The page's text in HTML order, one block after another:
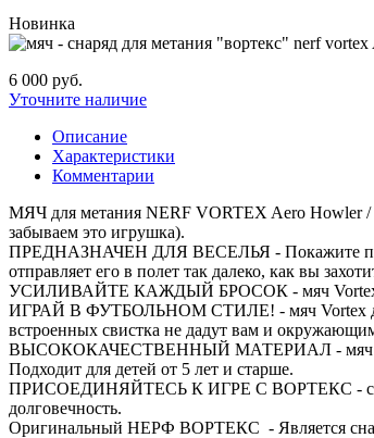
Новинка
6 000 руб.
Уточните наличие
Описание
Характеристики
Комментарии
МЯЧ для метания NERF VORTEX Aero Howler /
забываем это игрушка).
ПРЕДНАЗНАЧЕН ДЛЯ ВЕСЕЛЬЯ - Покажите
отправляет его в полет так далеко, как вы
УСИЛИВАЙТЕ КАЖДЫЙ БРОСОК - мяч Vortex
ИГРАЙ В ФУТБОЛЬНОМ СТИЛЕ! - мяч Vortex дает
встроенных свистка не дадут вам и окружающим
ВЫСОКОКАЧЕСТВЕННЫЙ МАТЕРИАЛ - мяч Vortex
Подходит для детей от 5 лет и старше.
ПРИСОЕДИНЯЙТЕСЬ К ИГРЕ С ВОРТЕКС -
долговечность.
Оригинальный НЕРФ ВОРТЕКС - Является